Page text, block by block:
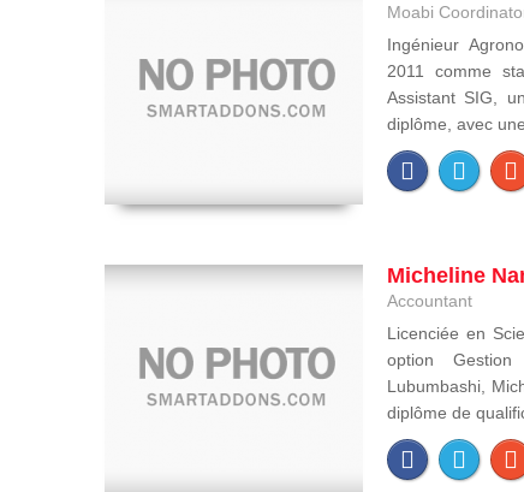
Moabi
Ingénieur
2011 comme
Assistant SIG,
diplôme, avec
Micheline
Accountant
Licenciée en
option
Lubumbashi,
diplôme de